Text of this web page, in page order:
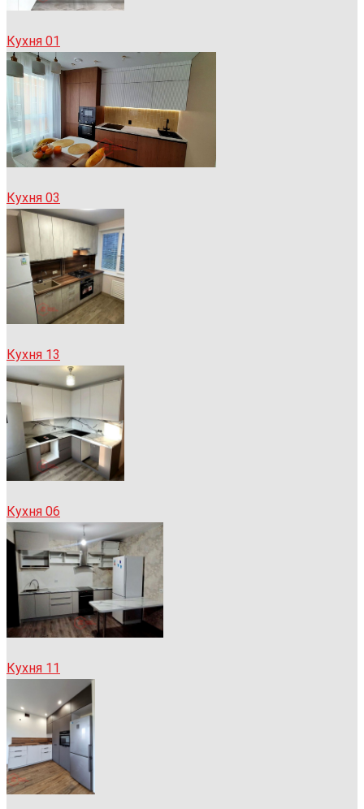
Кухня 01
Кухня 03
Кухня 13
Кухня 06
Кухня 11